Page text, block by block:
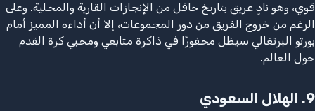
قوي، وهو نادٍ عريق بتاريخ حافل من الإنجازات القارية والمحلية. وعلى
الرغم من خروج الفريق من دور المجموعات، إلا أن أداءه المميز أمام
بورتو البرتغالي سيظل محفورًا في ذاكرة متابعي ومحبي كرة القدم
حول العالم.
9. الهلال السعودي